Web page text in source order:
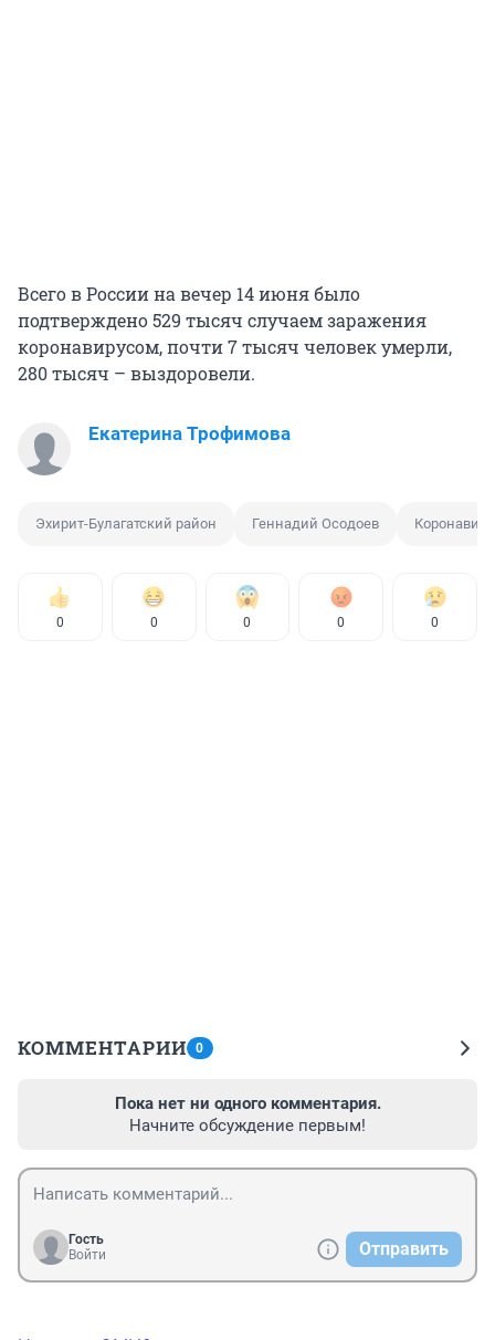
Всего в России на вечер 14 июня было
подтверждено 529 тысяч случаем заражения
коронавирусом, почти 7 тысяч человек умерли,
280 тысяч – выздоровели.
Екатерина Трофимова
Эхирит-Булагатский район Геннадий Осодоев
0 0 0 0 0
КОММЕНТАРИИ 0
Пока нет ни одного комментария.
Начните обсуждение первым!
Гость
Войти
Отправить